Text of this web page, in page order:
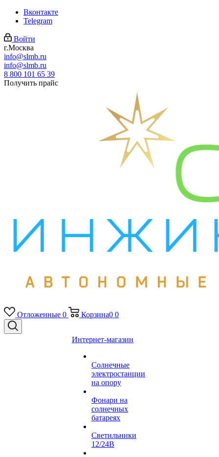
Вконтакте
Telegram
Войти
г.Москва
info@slmb.ru
info@slmb.ru
8 800 101 65 39
Получить прайс
Отложенные 0 Корзина0 0
Интернет-магазин
Солнечные
электростанции
на опору
Фонари на
солнечных
батареях
Светильники
12/24В